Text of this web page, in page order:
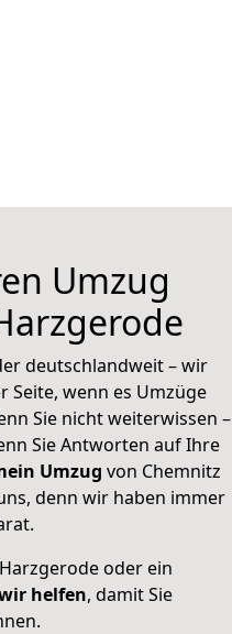
Umzug
deutschlandweit – wir
Seite, wenn es Umzüge
Sie nicht weiterwissen –
Sie Antworten auf Ihre
Umzug von Chemnitz
denn wir haben immer
oder ein
helfen, damit Sie